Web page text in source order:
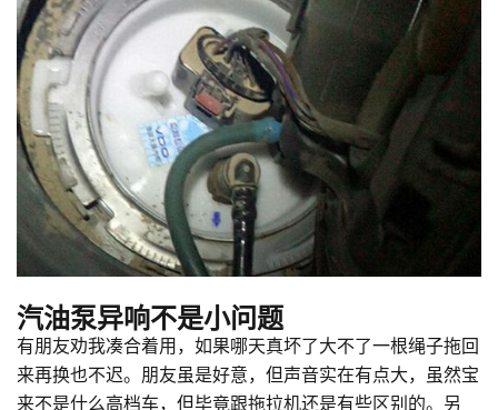
汽油泵异响不是小问题
有朋友劝我凑合着用，如果哪天真坏了大不了一根绳子拖回
来再换也不迟。朋友虽是好意，但声音实在有点大，虽然宝
来不是什么高档车，但毕竟跟拖拉机还是有些区别的。另